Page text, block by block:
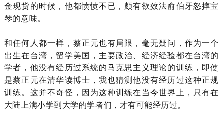
金现货的时候，他都愤愤不已，颇有欲效法俞伯牙怒摔宝
琴的意味。
和任何人都一样，蔡正元也有局限，毫无疑问，作为一个
出生在台湾，留学美国，主要政治、 经济经验都在台湾的
学者，他没有经历过系统的马克思主义理论的训练，即使
是蔡正元在清华读博士，我也猜测他没有经历过这种正规
训练。这并不奇怪，因为这种训练在当今世界上，只有在
大陆上满小学到大学的学者们， 才有可能经历过。